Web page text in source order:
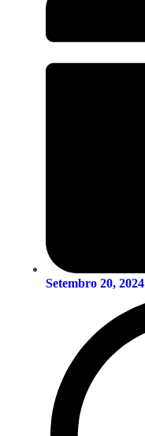
Setembro 20, 2024